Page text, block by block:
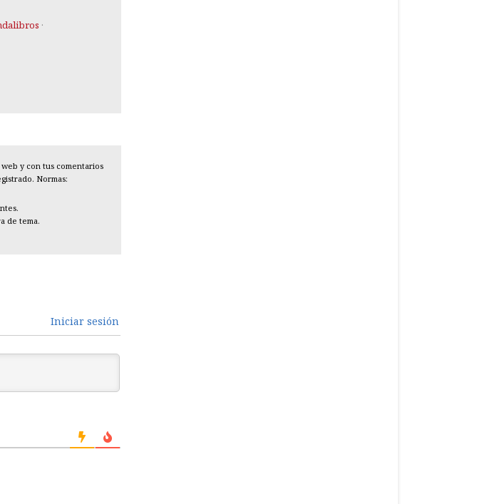
·
y con tus comentarios
Normas:
de tema.
Iniciar sesión